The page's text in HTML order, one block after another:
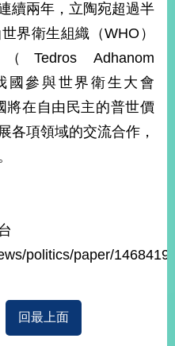
續兩年，立陶宛超過半
界衛生組織（WHO）
Adhanom
國參與世界衛生大會
將在自由民主的普世價
各項領域的交流合作，
politics/paper/1468419
回最上面